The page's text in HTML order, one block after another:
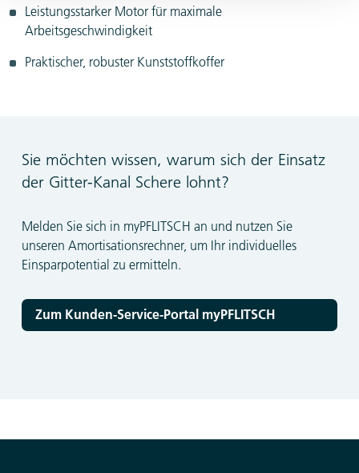
Leistungsstarker Motor für maximale
Arbeitsgeschwindigkeit
Praktischer, robuster Kunststoffkoffer
Sie möchten wissen, warum sich der Einsatz
der Gitter-Kanal Schere lohnt?
Melden Sie sich in myPFLITSCH an und nutzen Sie
unseren Amortisationsrechner, um Ihr individuelles
Einsparpotential zu ermitteln.
Zum Kunden-Service-Portal myPFLITSCH